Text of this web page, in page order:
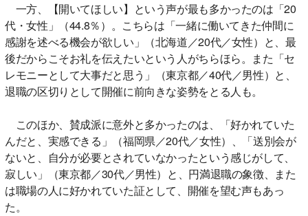
一方、【開いてほしい】という声が最も多かったのは「20
代・女性」（44.8％）。こちらは「一緒に働いてきた仲間に
感謝を述べる機会が欲しい」（北海道／20代／女性）と、最
後だからこそお礼を伝えたいという人がちらほら。また「セ
レモニーとして大事だと思う」（東京都／40代／男性）と、
退職の区切りとして開催に前向きな姿勢をとる人も。
このほか、賛成派に意外と多かったのは、「好かれていた
んだと、実感できる」（福岡県／20代／女性）、「送別会が
ないと、自分が必要とされていなかったという感じがして、
寂しい」（東京都／30代／男性）と、円満退職の象徴、また
は職場の人に好かれていた証として、開催を望む声もあっ
た。